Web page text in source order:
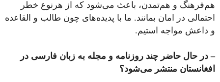
هم‌فرهنگ و هم‌تمدن، باعث می‌شود که از هرنوع خطر
احتمالی در امان بمانند. ما با پدیده‌های چون طالب و القاعده
و داعش مواجه استیم.
– در حال حاضر چند روزنامه و مجله به زبان فارسی در
افغانستان منتشر می‌شود؟